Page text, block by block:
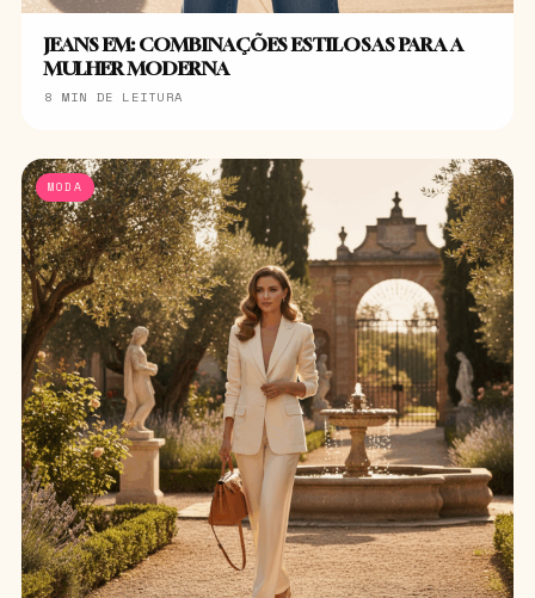
JEANS EM: COMBINAÇÕES ESTILOSAS PARA A
MULHER MODERNA
8 MIN DE LEITURA
MODA